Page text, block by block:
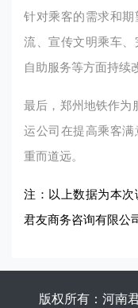
针对乘客的需求和
流、宣传文明乘车
自助服务等方面持续
最后，郑州地铁作为
运公司在提高乘客
重而道远。
注：以上数据为本
君友商务咨询有限公
版权所有：河南